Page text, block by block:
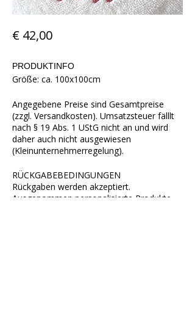
€ 42,00
PRODUKTINFO
Größe: ca. 100x100cm
Angegebene Preise sind Gesamtpreise
(zzgl. Versandkosten). Umsatzsteuer fälllt
nach § 19 Abs. 1 UStG nicht an und wird
daher auch nicht ausgewiesen
(Kleinunternehmerregelung).
RÜCKGABEBEDINGUNGEN
Rückgaben werden akzeptiert.
Ausgenommen personalisierte Produkte.